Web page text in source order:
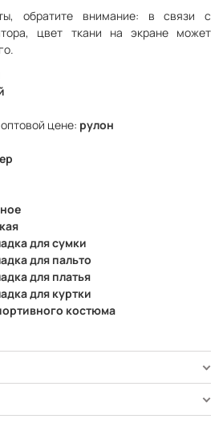
обратите внимание: в связи с
цвет ткани на экране может
цене: рулон
для сумки
для пальто
для платья
для куртки
костюма